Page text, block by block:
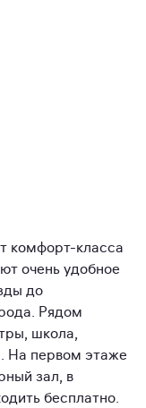
комфорт-класса
очень удобное
до
Рядом
школа,
На первом этаже
зал, в
бесплатно.